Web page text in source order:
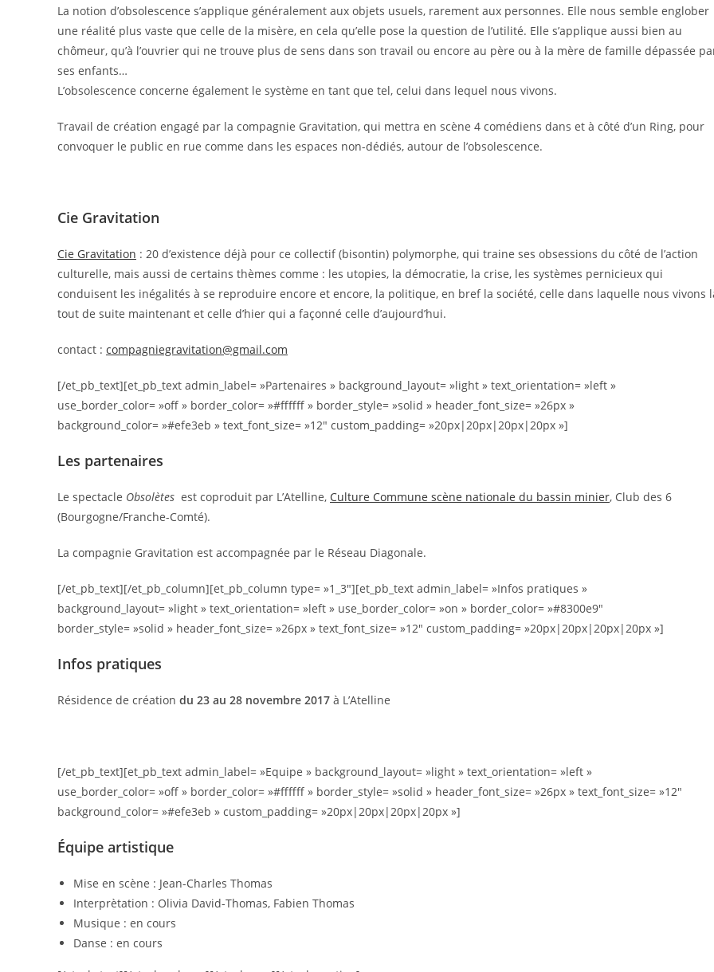
La notion d’obsolescence s’applique généralement aux objets usuels, rarement aux personnes. Elle nous semble englober
une réalité plus vaste que celle de la misère, en cela qu’elle pose la question de l’utilité. Elle s’applique aussi bien au
chômeur, qu’à l’ouvrier qui ne trouve plus de sens dans son travail ou encore au père ou à la mère de famille dépassée
ses enfants…
L’obsolescence concerne également le système en tant que tel, celui dans lequel nous vivons.
Travail de création engagé par la compagnie Gravitation, qui mettra en scène 4 comédiens dans et à côté d’un Ring, pour
convoquer le public en rue comme dans les espaces non-dédiés, autour de l’obsolescence.
Cie Gravitation
Cie Gravitation : 20 d’existence déjà pour ce collectif (bisontin) polymorphe, qui traine ses obsessions du côté de l’action
culturelle, mais aussi de certains thèmes comme : les utopies, la démocratie, la crise, les systèmes pernicieux qui
conduisent les inégalités à se reproduire encore et encore, la politique, en bref la société, celle dans laquelle nous vivons
tout de suite maintenant et celle d’hier qui a façonné celle d’aujourd’hui.
contact : compagniegravitation@gmail.com
[/et_pb_text][et_pb_text admin_label= »Partenaires » background_layout= »light » text_orientation= »left »
use_border_color= »off » border_color= »#ffffff » border_style= »solid » header_font_size= »26px »
background_color= »#efe3eb » text_font_size= »12″ custom_padding= »20px|20px|20px|20px »]
Les partenaires
Le spectacle Obsolètes est coproduit par L’Atelline, Culture Commune scène nationale du bassin minier, Club des 6
(Bourgogne/Franche-Comté).
La compagnie Gravitation est accompagnée par le Réseau Diagonale.
[/et_pb_text][/et_pb_column][et_pb_column type= »1_3″][et_pb_text admin_label= »Infos pratiques »
background_layout= »light » text_orientation= »left » use_border_color= »on » border_color= »#8300e9″
border_style= »solid » header_font_size= »26px » text_font_size= »12″ custom_padding= »20px|20px|20px|20px »]
Infos pratiques
Résidence de création du 23 au 28 novembre 2017 à L’Atelline
[/et_pb_text][et_pb_text admin_label= »Equipe » background_layout= »light » text_orientation= »left »
use_border_color= »off » border_color= »#ffffff » border_style= »solid » header_font_size= »26px » text_font_size= »12″
background_color= »#efe3eb » custom_padding= »20px|20px|20px|20px »]
Équipe artistique
Mise en scène : Jean-Charles Thomas
Interprètation : Olivia David-Thomas, Fabien Thomas
Musique : en cours
Danse : en cours